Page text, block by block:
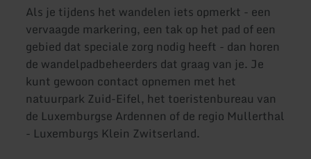
Als je tijdens het wandelen iets opmerkt - een
vervaagde markering, een tak op het pad of een
gebied dat speciale zorg nodig heeft - dan horen
de wandelpadbeheerders dat graag van je. Je
kunt gewoon contact opnemen met het
natuurpark Zuid-Eifel, het toeristenbureau van
de Luxemburgse Ardennen of de regio Mullerthal
- Luxemburgs Klein Zwitserland.